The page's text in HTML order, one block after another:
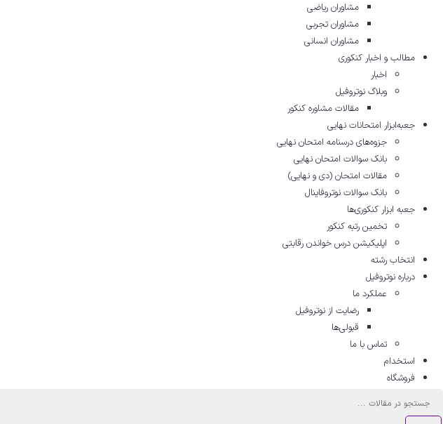
مشاوران ریاضی
مشاوران تجربی
مشاوران انسانی
مطالب و اخبار کنکوری
اخبار
وبلاگ نوتروفیل
مقالات مشاوره‌ کنکور
جعبه‌ابزار امتحانات نهایی
جزوه‌های درسنامه امتحان نهایی
بانک سوالات امتحان نهایی
مقالات امتحان (دی و نهایی)
بانک سوالات نوتروفاینال
جعبه ابزار کنکوری‌ها
تخمین رتبه کنکور
اپلیکیشن درس خواندن رقابتی
انتخاب رشته
درباره نوتروفیل
عملکرد ما
رضایت از نوتروفیل
قبولی‌ها
تماس با ما
استخدام
فروشگاه
جستجو